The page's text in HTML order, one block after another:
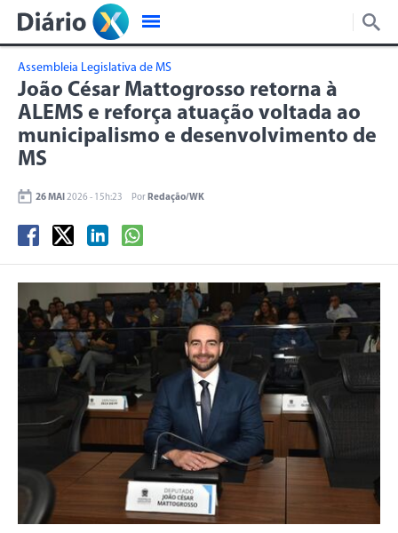
Assembleia Legislativa de MS
João César Mattogrosso retorna à
ALEMS e reforça atuação voltada ao
municipalismo e desenvolvimento de
MS
26 MAI 2026 - 15h:23 Por Redação/WK